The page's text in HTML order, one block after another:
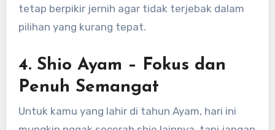
tetap berpikir jernih agar tidak terjebak dalam
pilihan yang kurang tepat.
4. Shio Ayam – Fokus dan
Penuh Semangat
Untuk kamu yang lahir di tahun Ayam, hari ini